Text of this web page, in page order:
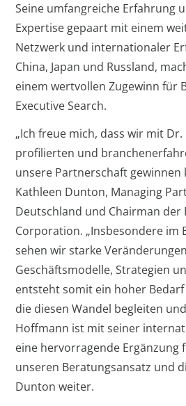
Seine umfangreiche Erfahrung
Expertise gepaart mit einem
Netzwerk und internationaler
China, Japan und Russland,
einem wertvollen Zugewinn für
Executive Search.
„Ich freue mich, dass wir mit
profilierten und
unsere Partnerschaft gewinnen
Kathleen Dunton, Managing
Deutschland und Chairman der
Corporation. „Insbesondere im
sehen wir starke
Geschäftsmodelle, Strategien
entsteht somit ein hoher
die diesen Wandel begleiten
Hoffmann ist mit seiner
eine hervorragende Ergänzung
unseren Beratungsansatz und
Dunton weiter.